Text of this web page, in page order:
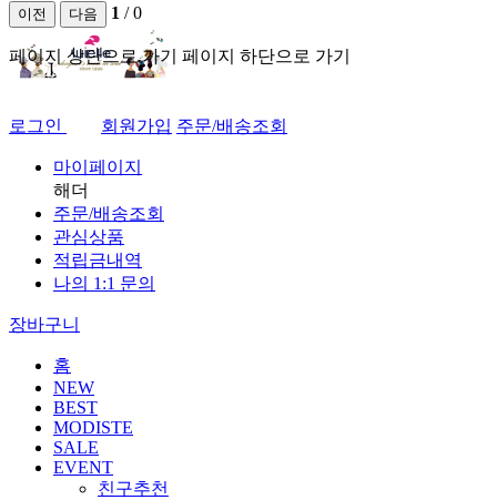
로그인 회원가입 주문/배송조회
마이페이지
해더
주문/배송조회
관심상품
적립금내역
나의 1:1 문의
장바구니
홈
NEW
BEST
MODISTE
SALE
EVENT
친구추천
이전 다음 1 /0
페이지 상단으로 가기 페이지 하단으로 가기